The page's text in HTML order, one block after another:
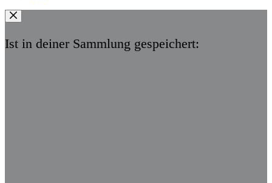
Ist in deiner Sammlung gespeichert: